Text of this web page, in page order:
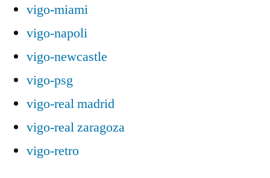
vigo-miami
vigo-napoli
vigo-newcastle
vigo-psg
vigo-real madrid
vigo-real zaragoza
vigo-retro